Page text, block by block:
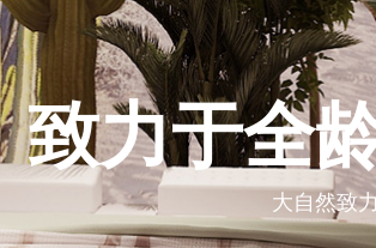
致力于全
大自然致